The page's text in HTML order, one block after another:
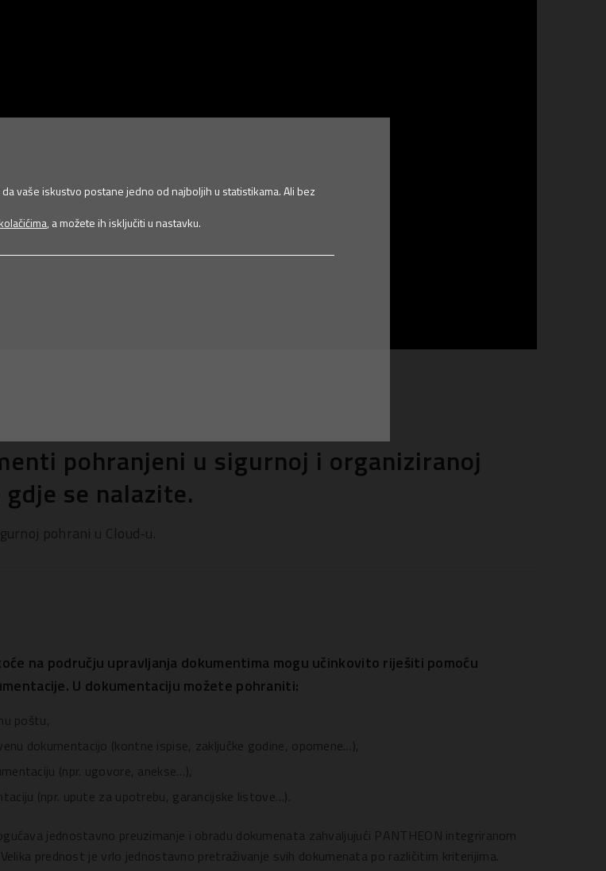
pohranjeni u sigurnoj i organiziranoj
se nalazite.
pohrani u Cloud-u.
na području upravljanja dokumentima mogu učinkovito riješiti pomoću
U dokumentaciju možete pohraniti:
poštu,
dokumentacijo (kontne ispise, zaključke godine, opomene…),
(npr. ugovore, anekse…),
(npr. upute za upotrebu, garancijske listove…).
jednostavno preuzimanje i obradu dokumenata zahvaljujući PANTHEON integriranom
prednost je vrlo jednostavno pretraživanje svih dokumenata po različitim kriterijima.
vaše iskustvo postane jedno od najboljih u statistikama. Ali bez
, a možete ih isključiti u nastavku.